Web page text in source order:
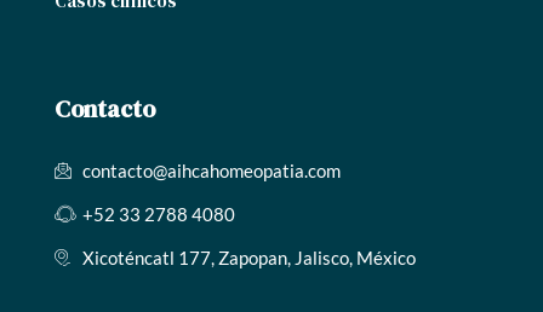
Contacto
contacto@aihcahomeopatia.com
+52 33 2788 4080
Xicoténcatl 177, Zapopan, Jalisco, México